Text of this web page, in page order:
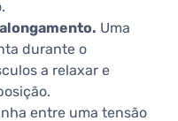
Uma
durante o
a relaxar e
entre uma tensão